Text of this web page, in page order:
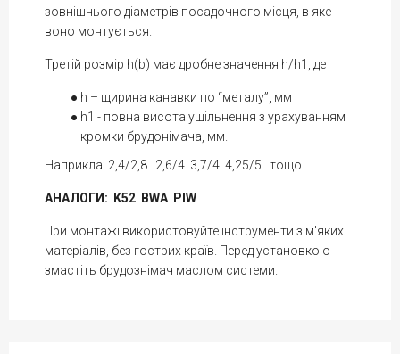
зовнішнього діаметрів посадочного місця, в яке
воно монтується.
Третій розмір h(b) має дробне значення h/h1, де
h – щирина канавки по “металу”, мм
h1 - повна висота ущільнення з урахуванням
кромки брудонімача, мм.
Наприкла: 2,4/2,8 2,6/4 3,7/4 4,25/5 тощо.
АНАЛОГИ: K52 BWA PIW
При монтажі використовуйте інструменти з м'яких
матеріалів, без гострих країв. Перед установкою
змастіть брудознімач маслом системи.